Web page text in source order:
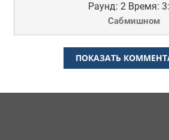
Раунд: 2 Время:
Сабмишном
ПОКАЗАТЬ